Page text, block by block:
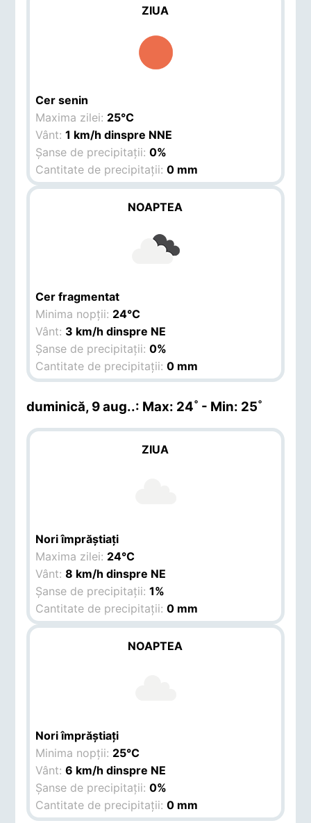
ZIUA
Cer senin
Maxima zilei: 25°C
Vânt:1 km/h dinspre NNE
Șanse de precipitații:0%
Cantitate de precipitații:0 mm
NOAPTEA
Cer fragmentat
Minima nopții: 24°C
Vânt: 3 km/h dinspre NE
Șanse de precipitații:0%
Cantitate de precipitații:0 mm
duminică, 9 aug..: Max: 24˚ - Min: 25˚
ZIUA
Nori împrăștiați
Maxima zilei: 24°C
Vânt:8 km/h dinspre NE
Șanse de precipitații:1%
Cantitate de precipitații:0 mm
NOAPTEA
Nori împrăștiați
Minima nopții: 25°C
Vânt:6 km/h dinspre NE
Șanse de precipitații:0%
Cantitate de precipitații:0 mm